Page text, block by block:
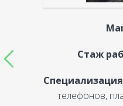
Стаж
телефонов,